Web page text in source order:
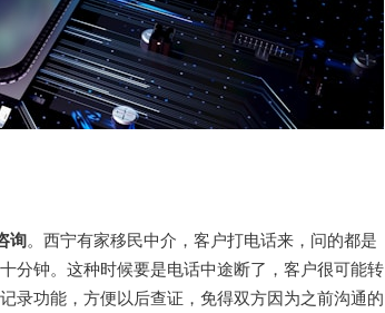
询。西宁有家移民中介，客户打电话来，问的都是
分钟。这种时候要是电话中途断了，客户很可能转
录功能，方便以后查证，免得双方因为之前沟通的